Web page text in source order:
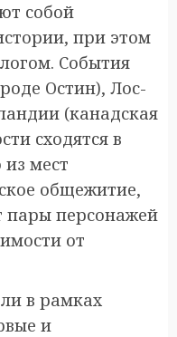
собой
при этом
События
Остин), Лос-
(канадская
сходятся в
мест
общежитие,
пары персонажей
от
в рамках
и